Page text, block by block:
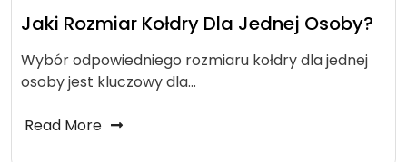
Jaki Rozmiar Kołdry Dla Jednej Osoby?
Wybór odpowiedniego rozmiaru kołdry dla jednej
osoby jest kluczowy dla…
Read More